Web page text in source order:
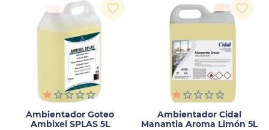
Ambientador Goteo
Ambixel SPLAS 5L
favorite_border
Ambientador Cidal
Manantia Aroma Limón 5L
favorite_border